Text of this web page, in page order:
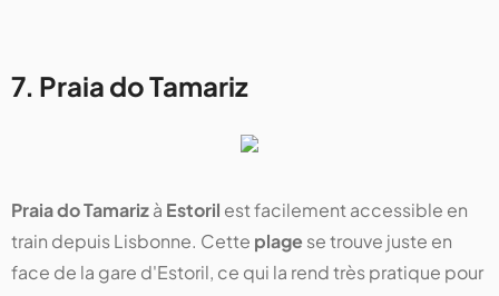
7. Praia do Tamariz
Praia do Tamarizà Estoril est facilement accessible en
train depuis Lisbonne. Cette plagese trouve juste en
face de la gare d'Estoril, ce qui la rend très pratique pour